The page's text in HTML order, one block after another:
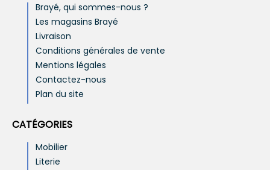
Brayé, qui sommes-nous ?
Les magasins Brayé
Livraison
Conditions générales de vente
Mentions légales
Contactez-nous
Plan du site
CATÉGORIES
Mobilier
Literie